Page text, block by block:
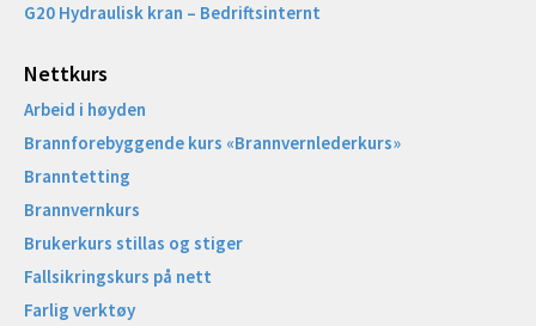
G20 Hydraulisk kran – Bedriftsinternt
Nettkurs
Arbeid i høyden
Brannforebyggende kurs «Brannvernlederkurs»
Branntetting
Brannvernkurs
Brukerkurs stillas og stiger
Fallsikringskurs på nett
Farlig verktøy